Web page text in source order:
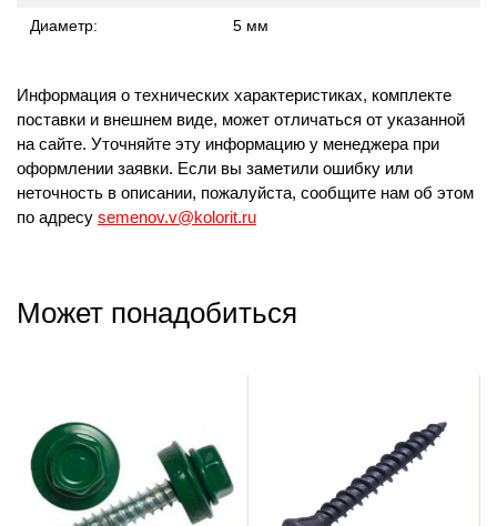
Диаметр: 5 мм
Информация о технических характеристиках, комплекте
поставки и внешнем виде, может отличаться от указанной
на сайте. Уточняйте эту информацию у менеджера при
оформлении заявки. Если вы заметили ошибку или
неточность в описании, пожалуйста, сообщите нам об этом
по адресу semenov.v@kolorit.ru
Может понадобиться